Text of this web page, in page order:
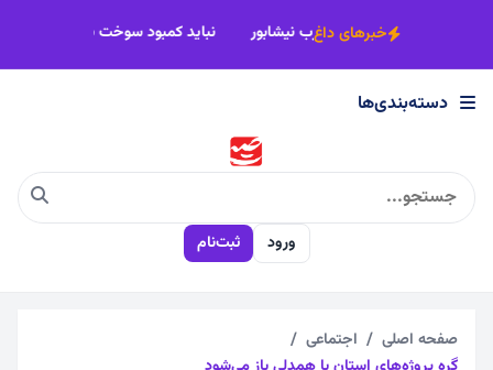
×
دسته‌بندی‌ها
اجتماعی
چندرسانه
خبرهای داغ
بازگشت دوحلقه چاه به مدار آب شرب نیشابور نباید کمبود
دسته‌بندی‌ها
ورود ثبت‌نام
صفحه اصلی
اجتماعی